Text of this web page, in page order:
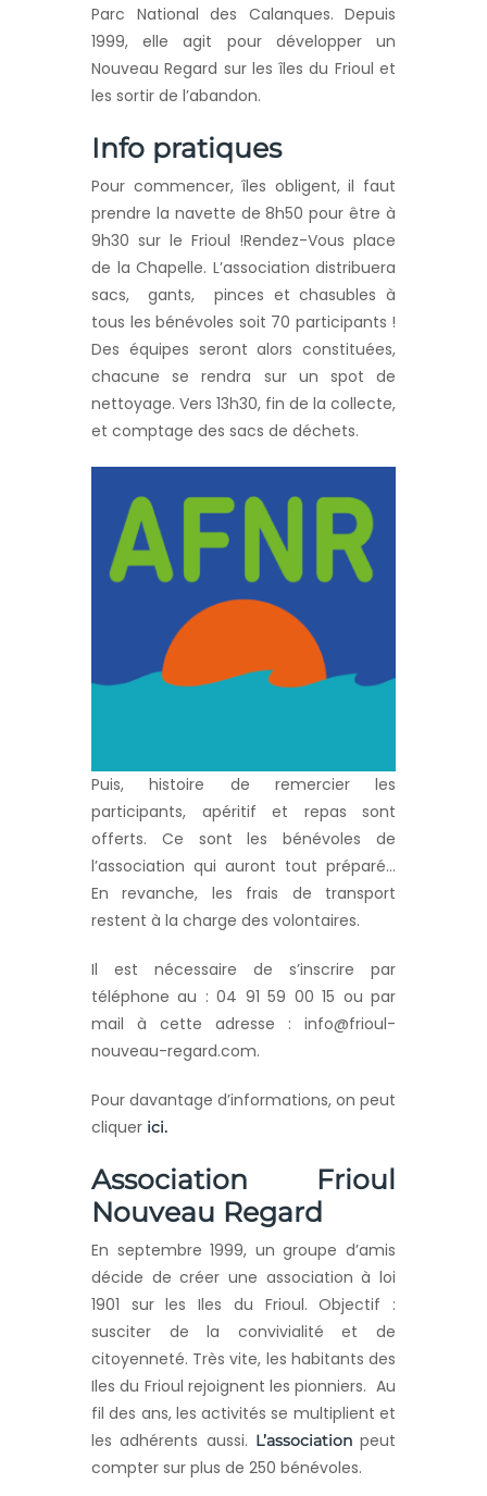
Parc National des Calanques. Depuis
1999, elle agit pour développer un
Nouveau Regard sur les îles du Frioul et
les sortir de l’abandon.
Info pratiques
Pour commencer, îles obligent, il faut
prendre la navette de 8h50 pour être à
9h30 sur le Frioul !Rendez-Vous place
de la Chapelle. L’association distribuera
sacs, gants, pinces et chasubles à
tous les bénévoles soit 70 participants !
Des équipes seront alors constituées,
chacune se rendra sur un spot de
nettoyage. Vers 13h30, fin de la collecte,
et comptage des sacs de déchets.
Puis, histoire de remercier les
participants, apéritif et repas sont
offerts. Ce sont les bénévoles de
l’association qui auront tout préparé…
En revanche, les frais de transport
restent à la charge des volontaires.
Il est nécessaire de s’inscrire par
téléphone au : 04 91 59 00 15 ou par
mail à cette adresse : info@frioul-
nouveau-regard.com.
Pour davantage d’informations, on peut
cliquer ici.
Association Frioul
Nouveau Regard
En septembre 1999, un groupe d’amis
décide de créer une association à loi
1901 sur les Iles du Frioul. Objectif :
susciter de la convivialité et de
citoyenneté. Très vite, les habitants des
Iles du Frioul rejoignent les pionniers. Au
fil des ans, les activités se multiplient et
les adhérents aussi. L’associationpeut
compter sur plus de 250 bénévoles.